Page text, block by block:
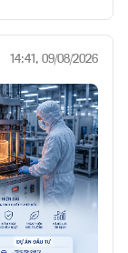
14:41, 09/08/2026